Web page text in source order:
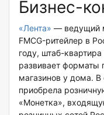
Бизнес-
«Лента» — ведущий
FMCG-ритейлер в
году, штаб-
развивает форматы
магазинов у дома. В
приобрела
«Монетка»,